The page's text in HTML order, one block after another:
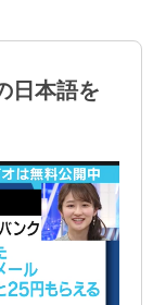
日本語を